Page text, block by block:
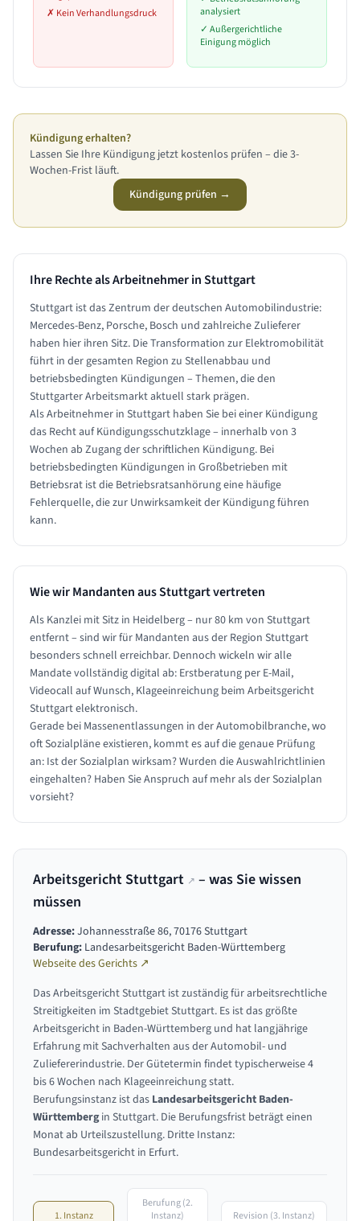
✗ Kein Verhandlungsdruck
analysiert
✓ Außergerichtliche
Einigung möglich
Kündigung erhalten?
Lassen Sie Ihre Kündigung jetzt kostenlos prüfen – die 3-
Wochen-Frist läuft.
Kündigung prüfen →
Ihre Rechte als Arbeitnehmer inStuttgart
Stuttgart ist das Zentrum der deutschen Automobilindustrie:
Mercedes-Benz, Porsche, Bosch und zahlreiche Zulieferer
haben hier ihren Sitz. Die Transformation zur Elektromobilität
führt in der gesamten Region zu Stellenabbau und
betriebsbedingten Kündigungen – Themen, die den
Stuttgarter Arbeitsmarkt aktuell stark prägen.
Als Arbeitnehmer in Stuttgart haben Sie bei einer Kündigung
das Recht auf Kündigungsschutzklage – innerhalb von 3
Wochen ab Zugang der schriftlichen Kündigung. Bei
betriebsbedingten Kündigungen in Großbetrieben mit
Betriebsrat ist die Betriebsratsanhörung eine häufige
Fehlerquelle, die zur Unwirksamkeit der Kündigung führen
kann.
Wie wir Mandanten ausStuttgartvertreten
Als Kanzlei mit Sitz in Heidelberg – nur 80 km von Stuttgart
entfernt – sind wir für Mandanten aus der Region Stuttgart
besonders schnell erreichbar. Dennoch wickeln wir alle
Mandate vollständig digital ab: Erstberatung per E-Mail,
Videocall auf Wunsch, Klageeinreichung beim Arbeitsgericht
Stuttgart elektronisch.
Gerade bei Massenentlassungen in der Automobilbranche, wo
oft Sozialpläne existieren, kommt es auf die genaue Prüfung
an: Ist der Sozialplan wirksam? Wurden die Auswahlrichtlinien
eingehalten? Haben Sie Anspruch auf mehr als der Sozialplan
vorsieht?
Arbeitsgericht Stuttgart ↗ – was Sie wissen
müssen
Adresse:Johannesstraße 86, 70176 Stuttgart
Berufung: Landesarbeitsgericht Baden-Württemberg
Webseite des Gerichts ↗
Das Arbeitsgericht Stuttgart ist zuständig für arbeitsrechtliche
Streitigkeiten im Stadtgebiet Stuttgart. Es ist das größte
Arbeitsgericht in Baden-Württemberg und hat langjährige
Erfahrung mit Sachverhalten aus der Automobil- und
Zuliefererindustrie. Der Gütetermin findet typischerweise 4
bis 6 Wochen nach Klageeinreichung statt.
Berufungsinstanz ist das Landesarbeitsgericht Baden-
Württembergin Stuttgart. Die Berufungsfrist beträgt einen
Monat ab Urteilszustellung. Dritte Instanz:
Bundesarbeitsgericht in Erfurt.
1. Instanz
Berufung (2.
Instanz)
Revision (3. Instanz)